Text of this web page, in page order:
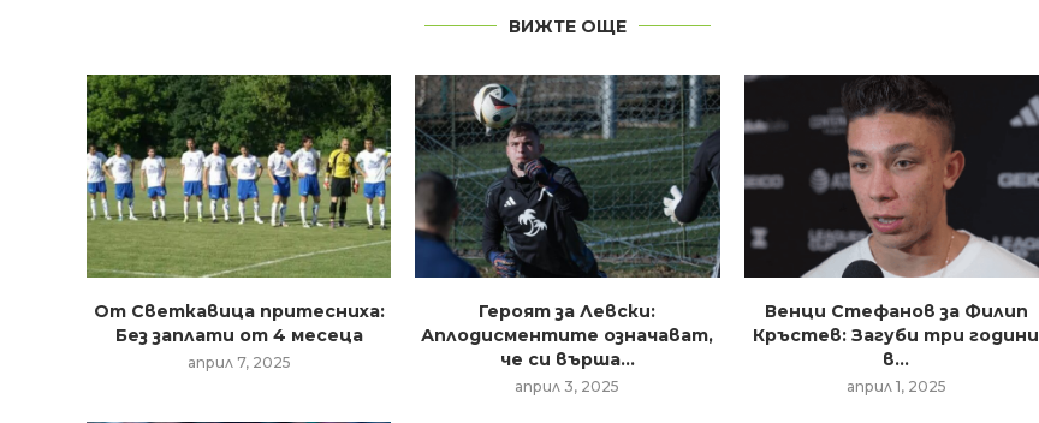
ВИЖТЕ ОЩЕ
От Светкавица притесниха:
Без заплати от 4 месеца
април 7, 2025
Героят за Левски:
Аплодисментите означават,
че си върша...
април 3, 2025
Венци Стефанов за Филип
Кръстев: Загуби три години
в...
април 1, 2025